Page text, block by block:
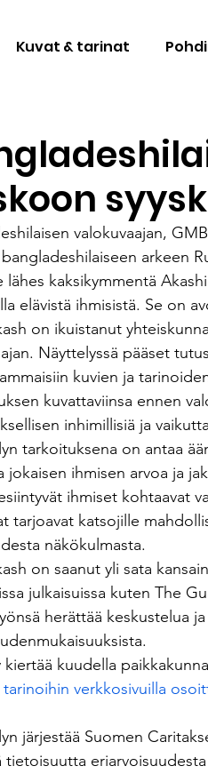
Kuvat & tarinat
valokuvaajan,
arkeen
lähes kaksikymmentä
elävistä ihmisistä. Se on
on ikuistanut
Näyttelyssä pääset
kuvien ja
kuvattaviinsa ennen
inhimillisiä ja
tarkoituksena on antaa
jokaisen ihmisen arvoa ja
ihmiset kohtaavat
tarjoavat katsojille
näkökulmasta.
on saanut yli sata
julkaisuissa kuten The
herättää keskustelua
kuudella
tarinoihin verkkosivuilla
järjestää Suomen
tietoisuutta